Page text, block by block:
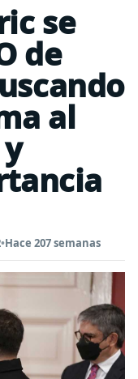
se
de
al
•Hace 207 semanas